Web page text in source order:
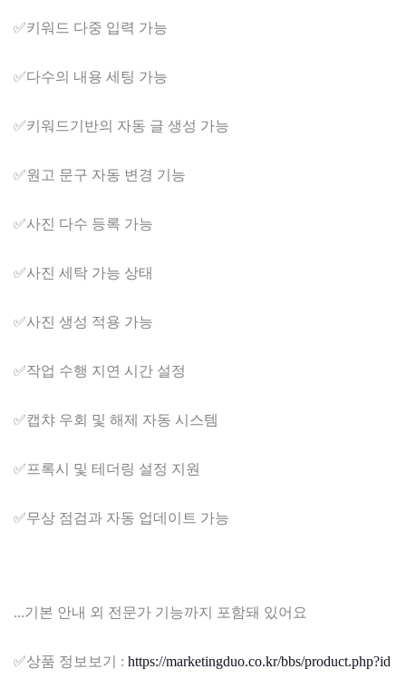
✅​키워드 다중 입력 가능
✅​다수의 내용 세팅 가능
✅​키워드기반의 자동 글 생성 가능
✅​원고 문구 자동 변경 기능
✅​사진 다수 등록 가능
✅​사진 세탁 가능 상태
✅​사진 생성 적용 가능
✅​작업 수행 지연 시간 설정
✅​캡챠 우회 및 해제 자동 시스템
✅​프록시 및 테더링 설정 지원
✅​무상 점검과 자동 업데이트 가능
...기본 안내 외 전문가 기능까지 포함돼 있어요
✅​상품 정보보기 : https://marketingduo.co.kr/bbs/product.php?id